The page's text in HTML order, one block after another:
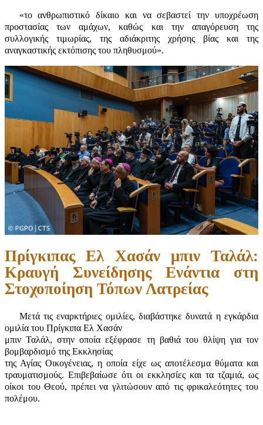
«το ανθρωπιστικό δίκαιο και να σεβαστεί την υποχρέωση
προστασίας των αμάχων, καθώς και την απαγόρευση της
συλλογικής τιμωρίας, της αδιάκριτης χρήσης βίας και της
αναγκαστικής εκτόπισης του πληθυσμού».
Πρίγκιπας Ελ Χασάν μπιν Ταλάλ:
Κραυγή Συνείδησης Ενάντια στη
Στοχοποίηση Τόπων Λατρείας
Μετά τις εναρκτήριες ομιλίες, διαβάστηκε δυνατά η εγκάρδια
ομιλία του Πρίγκιπα Ελ Χασάν
μπιν Ταλάλ, στην οποία εξέφρασε τη βαθιά του θλίψη για τον
βομβαρδισμό της Εκκλησίας
της Αγίας Οικογένειας, η οποία είχε ως αποτέλεσμα θύματα και
τραυματισμούς. Επιβεβαίωσε ότι οι εκκλησίες και τα τζαμιά, ως
οίκοι του Θεού, πρέπει να γλιτώσουν από τις φρικαλεότητες του
πολέμου.